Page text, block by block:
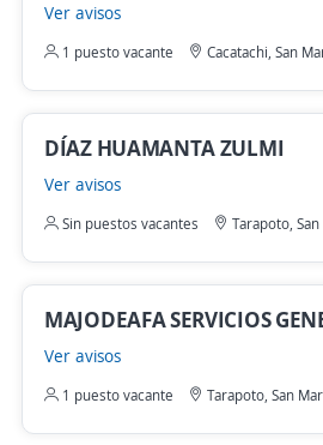
Ver avisos
1 puesto vacante Cacatachi, San
DÍAZ HUAMANTA ZULMI
Ver avisos
Sin puestos vacantes Tarapoto,
MAJODEAFA SERVICIOS
Ver avisos
1 puesto vacante Tarapoto, San